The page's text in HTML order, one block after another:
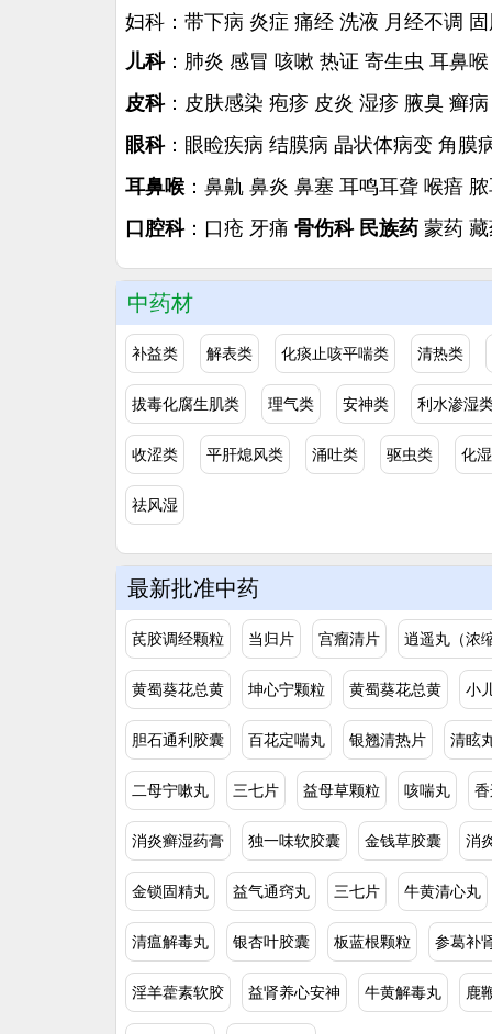
妇科 ： 带下病 炎症 痛经 洗液 月经不调
儿科： 肺炎 感冒 咳嗽 热证 寄生虫 耳鼻喉
皮科： 皮肤感染 疱疹 皮炎 湿疹 腋臭 癣病
眼科： 眼睑疾病 结膜病 晶状体病变 角膜
耳鼻喉 ： 鼻鼽 鼻炎 鼻塞 耳鸣耳聋 喉瘖
口腔科： 口疮 牙痛 骨伤科 民族药 蒙药
中药材
补益类 解表类 化痰止咳平喘类 清热类
拔毒化腐生肌类 理气类 安神类 利水渗湿
收涩类 平肝熄风类 涌吐类 驱虫类 化
祛风湿
最新批准中药
芪胶调经颗粒 当归片 宫瘤清片 逍遥丸（浓
黄蜀葵花总黄 坤心宁颗粒 黄蜀葵花总黄 小
胆石通利胶囊 百花定喘丸 银翘清热片 清眩
二母宁嗽丸 三七片 益母草颗粒 咳喘丸
消炎癣湿药膏 独一味软胶囊 金钱草胶囊 消
金锁固精丸 益气通窍丸 三七片 牛黄清心丸
清瘟解毒丸 银杏叶胶囊 板蓝根颗粒 参葛补
淫羊藿素软胶 益肾养心安神 牛黄解毒丸 鹿